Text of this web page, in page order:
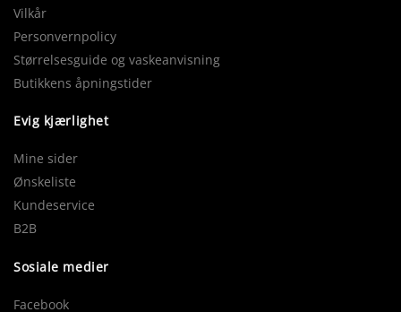
Vilkår
Personvernpolicy
Størrelsesguide og vaskeanvisning
Butikkens åpningstider
Evig kjærlighet
Mine sider
Ønskeliste
Kundeservice
B2B
Sosiale medier
Facebook